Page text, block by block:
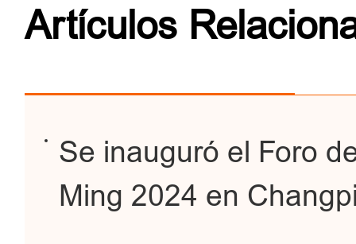
Artículos
Se inauguró el Foro
Ming 2024 en